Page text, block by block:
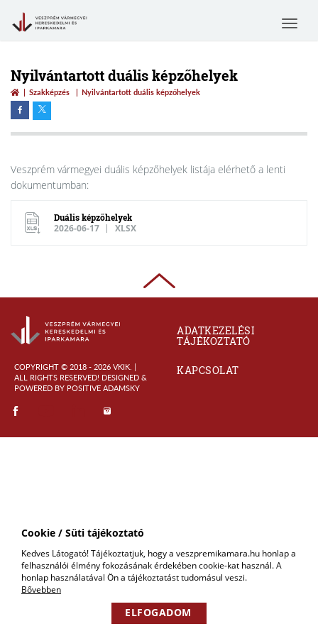
Cookie / Süti tájékoztató
Kedves Látogató! Tájékoztatjuk, hogy a veszpremikamara.hu honlap a
felhasználói élmény fokozásának érdekében cookie-kat használ. A
honlap használatával Ön a tájékoztatást tudomásul veszi.
Bővebben
ELFOGADOM
Toggle
Nyilvántartott duális képzőhelyek
Szakképzés Nyilvántartott duális képzőhelyek
Veszprém vármegyei duális képzőhelyek listája elérhető a lenti
dokumentumban:
Duális képzőhelyek
2026-06-17 XLSX
COPYRIGHT © 2018 - 2026 VKIK. |
ALL RIGHTS RESERVED! DESIGNED &
POWERED BY POSITIVE ADAMSKY
ADATKEZELÉSI
TÁJÉKOZTATÓ
KAPCSOLAT